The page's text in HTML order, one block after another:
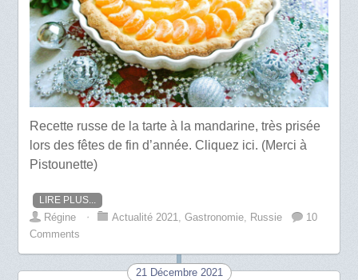
Recette russe de la tarte à la mandarine, très prisée
lors des fêtes de fin d’année. Cliquez ici. (Merci à
Pistounette)
LIRE PLUS...
Régine ⋅ Actualité 2021 ,Gastronomie Russie
10
Comments
21 Décembre 2021